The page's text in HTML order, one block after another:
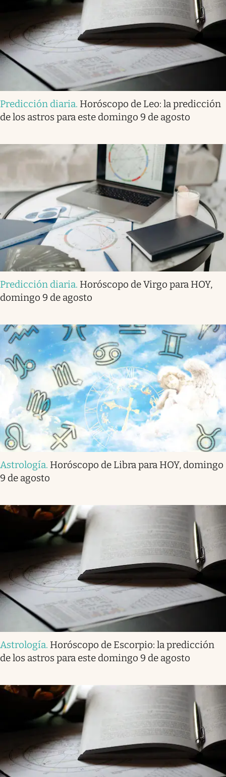
Predicción diaria. Horóscopo de Leo: la predicción
de los astros para este domingo 9 de agosto
Predicción diaria. Horóscopo de Virgo para HOY,
domingo 9 de agosto
Astrología. Horóscopo de Libra para HOY, domingo
9 de agosto
Astrología. Horóscopo de Escorpio: la predicción
de los astros para este domingo 9 de agosto